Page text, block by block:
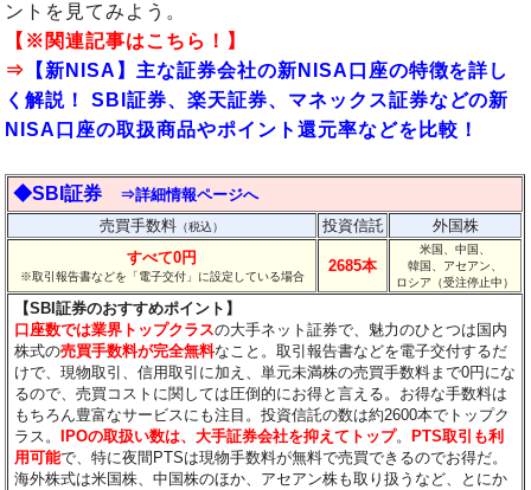
ントを見てみよう。
【※関連記事はこちら！】
⇒ 【新NISA】主な証券会社の新NISA口座の特徴を詳し
く解説！ SBI証券、楽天証券、マネックス証券などの新
NISA口座の取扱商品やポイント還元率などを比較！
◆SBI証券
⇒詳細情報ページへ
売買手数料 （税込） 投資信託
外国株
すべて0円
※取引報告書などを「電子交付」に設定している場合
2685本
米国、中国、
韓国、アセアン、
ロシア（受注停止中）
【SBI証券のおすすめポイント】
口座数では業界トップクラスの大手ネット証券で、魅力のひとつは国内
株式の売買手数料が完全無料なこと。取引報告書などを電子交付するだ
けで、現物取引、信用取引に加え、単元未満株の売買手数料まで0円にな
るので、売買コストに関しては圧倒的にお得と言える。お得な手数料は
もちろん豊富なサービスにも注目。投資信託の数は約2600本でトップク
ラス。
IPOの取扱い数は、大手証券会社を抑えてトップ。
PTS取引も利
用可能で、特に夜間PTSは現物手数料が無料で売買できるのでお得だ。
海外株式は米国株、中国株のほか、アセアン株も取り扱うなど、とにか